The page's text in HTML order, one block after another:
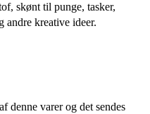
skønt til punge, tasker,
andre kreative ideer.
denne varer og det sendes